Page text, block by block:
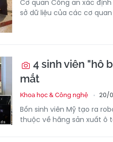
Cơ quan Công an xác
sở dữ liệu của các cơ
4 sinh viên "hô
mắt
Khoa học & Công nghệ 20/
Bốn sinh viên Mỹ tạo ra
thuộc về hãng sản xuất ô